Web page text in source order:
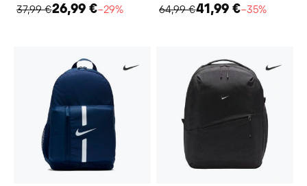
37,99 €26,99 €−29%
64,99 €41,99 €−35%